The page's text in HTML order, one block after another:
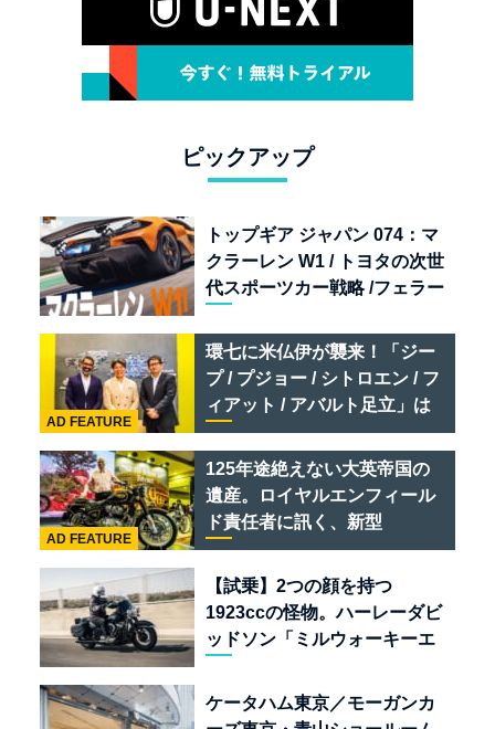
ピックアップ
トップギア ジャパン 074：マ
クラーレン W1 / トヨタの次世
代スポーツカー戦略 /フェラー
リオ /ベントレー スーパース
ポーツ
環七に米仏伊が襲来！「ジー
プ / プジョー / シトロエン / フ
ィアット / アバルト足立」は
クルマのセレクトショップで
ある
AD FEATURE
125年途絶えない大英帝国の
遺産。ロイヤルエンフィール
ド責任者に訊く、新型
「BULLET 650」と“時間の
質”を愛する理由
AD FEATURE
【試乗】2つの顔を持つ
1923ccの怪物。ハーレーダビ
ッドソン「ミルウォーキーエ
ケータハム東京／モーガンカ